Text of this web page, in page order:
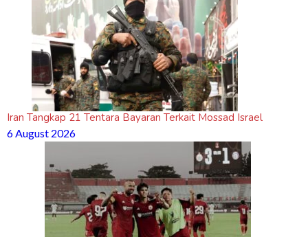
Iran Tangkap 21 Tentara Bayaran Terkait Mossad Israel
6 August 2026